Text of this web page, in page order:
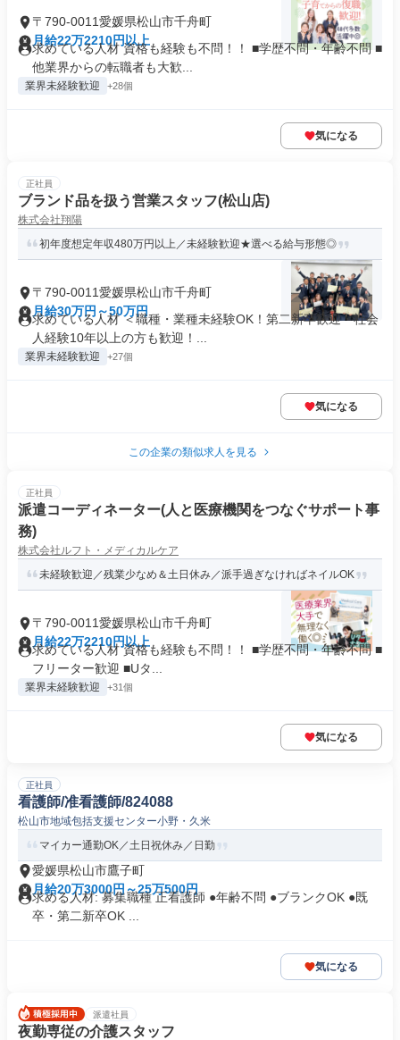
〒790-0011愛媛県松山市千舟町
月給22万2210円以上
求めている人材 資格も経験も不問！！ ■学歴不問・年齢不問 ■
他業界からの転職者も大歓...
業界未経験歓迎 +28個
気になる
正社員
ブランド品を扱う営業スタッフ(松山店)
株式会社翔陽
初年度想定年収480万円以上／未経験歓迎★選べる給与形態◎
〒790-0011愛媛県松山市千舟町
月給30万円～50万円
求めている人材 ＜職種・業種未経験OK！第二新卒歓迎・社会
人経験10年以上の方も歓迎！...
業界未経験歓迎 +27個
気になる
この企業の類似求人を見る
正社員
派遣コーディネーター(人と医療機関をつなぐサポート事
務)
株式会社ルフト・メディカルケア
未経験歓迎／残業少なめ＆土日休み／派手過ぎなければネイルOK
〒790-0011愛媛県松山市千舟町
月給22万2210円以上
求めている人材 資格も経験も不問！！ ■学歴不問・年齢不問 ■
フリーター歓迎 ■Uタ...
業界未経験歓迎 +31個
気になる
正社員
看護師/准看護師/824088
松山市地域包括支援センター小野・久米
マイカー通勤OK／土日祝休み／日勤
愛媛県松山市鷹子町
月給20万3000円～25万500円
求める人材: 募集職種 正看護師 ●年齢不問 ●ブランクOK ●既
卒・第二新卒OK ...
気になる
派遣社員
夜勤専従の介護スタッフ